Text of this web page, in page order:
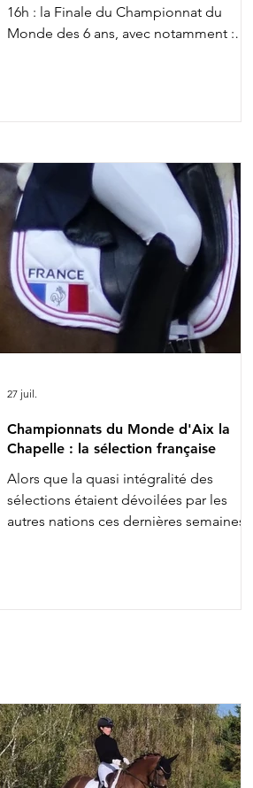
16h : la Finale du Championnat du
Monde des 6 ans, avec notamment :
Jaeger & Faustino G Liste de départ
Championnats du Monde d'Aix la
Chapelle : la sélection française
Alors que la quasi intégralité des
sélections étaient dévoilées par les
autres nations ces dernières semaines,
de l'équipe de France des
Roussel & Bel Amour Jean Morel
commentait : " Nous sommes fiers de
présenter une é
27 juil.